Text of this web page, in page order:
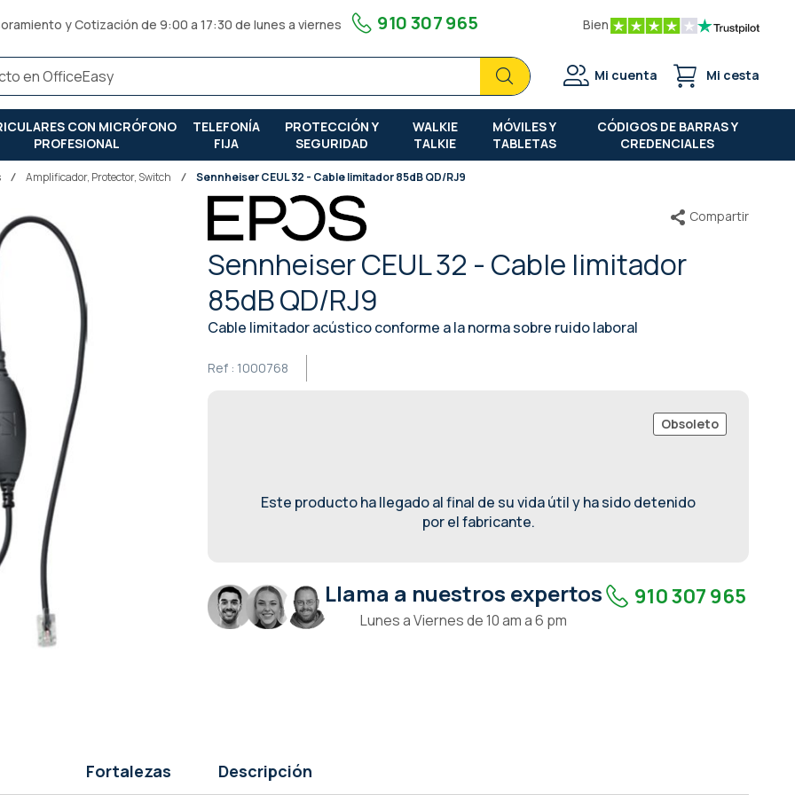
y Cotización de 9:00 a 17:30 de lunes a viernes 910 307 965 Bien
BuscarBuscar
Mi cuenta Mi cesta
CON MICRÓFONO
PROFESIONAL
TELEFONÍA
FIJA
PROTECCIÓN Y
SEGURIDAD
WALKIE
TALKIE
MÓVILES Y
TABLETAS
CÓDIGOS DE BARRAS Y
CREDENCIALES
Amplificador, Protector, Switch Sennheiser CEUL 32 - Cable limitador 85dB QD/RJ9
Sennheiser CEUL 32 - Cable limitador
85dB QD/RJ9
Cable limitador acústico conforme a la norma sobre ruido laboral
Ref : 1000768
Compartir
Obsoleto
Este producto ha llegado al final de su vida útil y ha sido detenido
por el fabricante.
Llama a nuestros expertos
Lunes a Viernes de 10 am a 6 pm
910 307 965
Fortalezas Descripción